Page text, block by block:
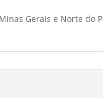
Gerais e Norte